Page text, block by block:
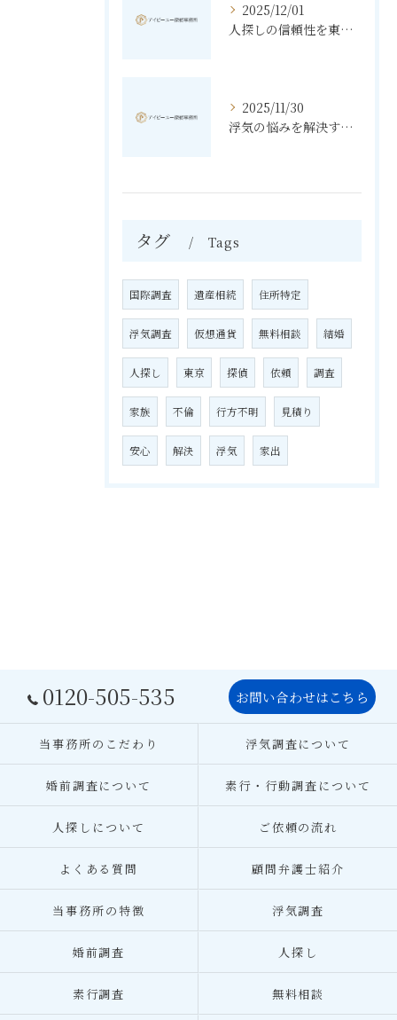
2025/12/01
人探しの信頼性を東京都豊島区で高める探偵選びのポイント
2025/11/30
浮気の悩みを解決する素行調査と東京都北区で知っておきたいポイント
タグ Tags
国際調査 遺産相続 住所特定
浮気調査 仮想通貨 無料相談 結婚
人探し 東京 探偵 依頼 調査
家族 不倫 行方不明 見積り
安心 解決 浮気 家出
0120-505-535 お問い合わせはこちら
当事務所のこだわり 浮気調査について
婚前調査について 素行・行動調査について
人探しについて ご依頼の流れ
よくある質問 顧問弁護士紹介
当事務所の特徴 浮気調査
婚前調査 人探し
素行調査 無料相談